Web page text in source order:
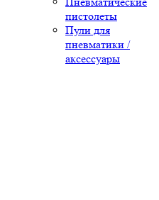
пистолеты
Пули для
пневматики /
аксессуары